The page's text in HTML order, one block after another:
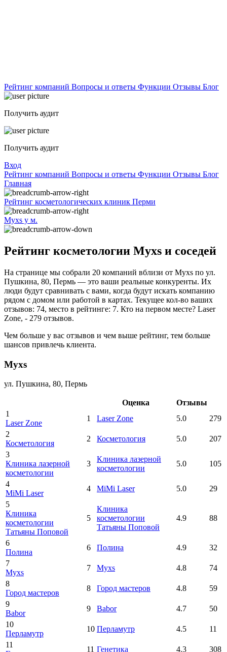
Рейтинг компаний Вопросы и ответы Функции Отзывы Блог
Получить аудит
Получить аудит
Вход
Рейтинг компаний Вопросы и ответы Функции Отзывы Блог
Главная
Рейтинг косметологических клиник Перми
Myxs у м.
Рейтинг косметологии Myxs и соседей
На странице мы собрали 20 компаний вблизи от Myxs по ул.
Пушкина, 80, Пермь — это ваши реальные конкуренты. Их
люди будут сравнивать с вами, когда будут искать компанию
рядом с домом или работой в картах. Текущее кол-во ваших
отзывов: 74, место в рейтинге: 7. Кто на первом месте? Laser
Zone, - 279 отзывов.
Чем больше у вас отзывов и чем выше рейтинг, тем больше
шансов привлечь клиента.
Myxs
ул. Пушкина, 80, Пермь
Оценка
Отзывы
1
Laser Zone
1 Laser Zone 5.0
279
2
Косметология
2 Косметология 5.0
207
3
Клиника лазерной
косметологии
3
Клиника лазерной
косметологии
5.0 105
4
MiMi Laser
4 MiMi Laser 5.0
29
5
Клиника
косметологии
Татьяны Поповой
5
Клиника
косметологии
Татьяны Поповой
4.9 88
6
Полина
6 Полина 4.9
32
7
Myxs
7 Myxs 4.8
74
8
Город мастеров
8 Город мастеров 4.8
59
9
Babor
9 Babor 4.7
50
10
Перламутр
10 Перламутр 4.5
11
11
11 Генетика 4.3
308